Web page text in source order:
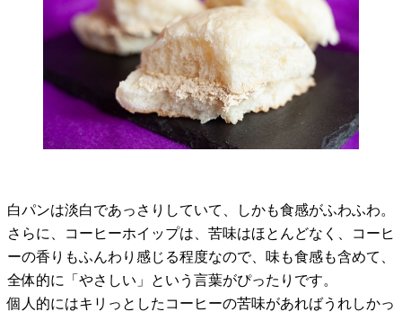
白パンは淡白であっさりしていて、しかも食感がふわふわ。
さらに、コーヒーホイップは、苦味はほとんどなく、コーヒ
ーの香りもふんわり感じる程度なので、味も食感も含めて、
全体的に「やさしい」という言葉がぴったりです。
個人的にはキリっとしたコーヒーの苦味があればうれしかっ